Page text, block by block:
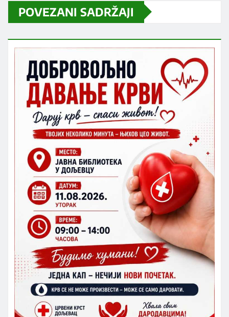
POVEZANI SADRŽAJI